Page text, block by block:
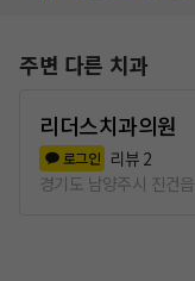
주변 다른 치과
리더스치과의원
로그인 리뷰 2
경기도 남양주시 진건읍